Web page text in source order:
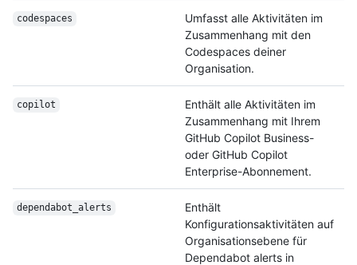
codespaces
Umfasst alle Aktivitäten im
Zusammenhang mit den
Codespaces deiner
Organisation.
copilot
Enthält alle Aktivitäten im
Zusammenhang mit Ihrem
GitHub Copilot Business-
oder GitHub Copilot
Enterprise-Abonnement.
dependabot_alerts
Enthält
Konfigurationsaktivitäten auf
Organisationsebene für
Dependabot alerts in